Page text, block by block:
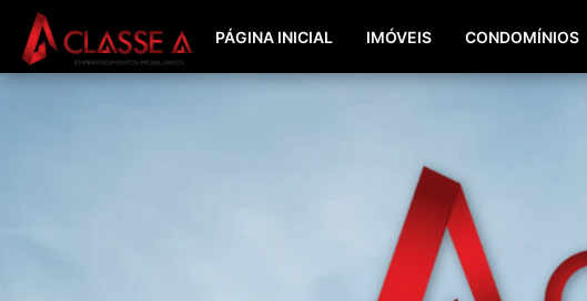
PÁGINA INICIAL IMÓVEIS CONDOMÍNIOS